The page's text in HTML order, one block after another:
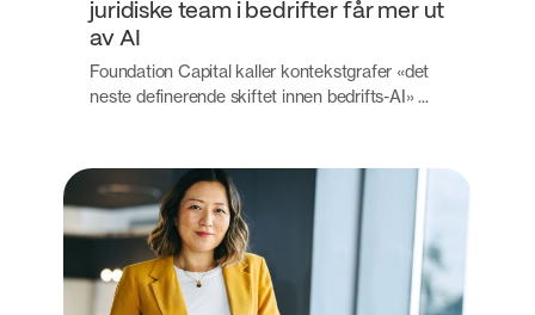
juridiske team i bedrifter får mer ut
av AI
Foundation Capital kaller kontekstgrafer «det
neste definerende skiftet innen bedrifts-AI» ...